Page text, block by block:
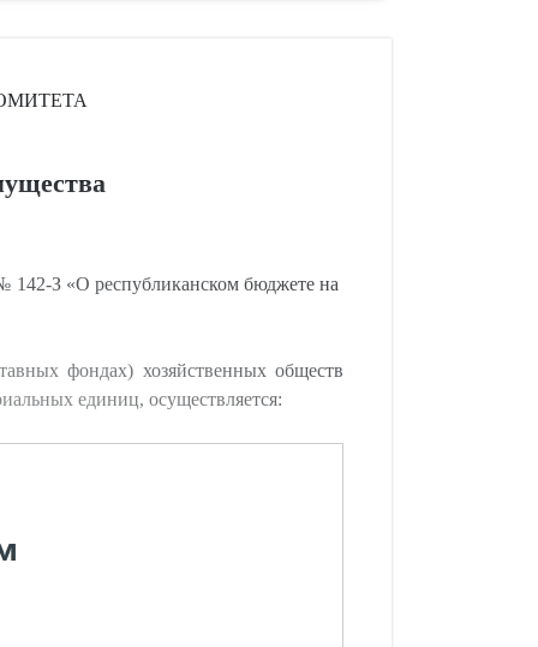
142-З «О республиканском бюджете на
фондах) хозяйственных обществ
единиц, осуществляется: